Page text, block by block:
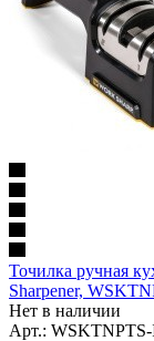
Точилка ручная
Sharpener,
Нет в наличии
Арт.: